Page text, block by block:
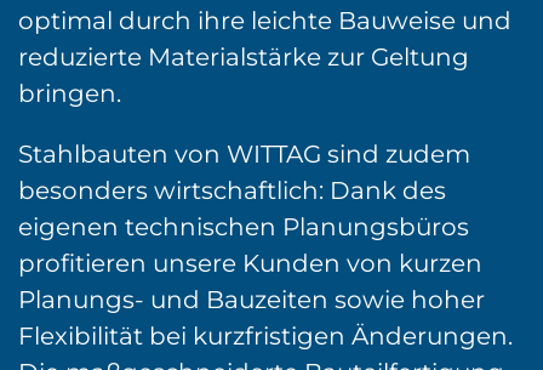
optimal durch ihre leichte Bauweise und
reduzierte Materialstärke zur Geltung
bringen.
Stahlbauten von WITTAG sind zudem
besonders wirtschaftlich: Dank des
eigenen technischen Planungsbüros
profitieren unsere Kunden von kurzen
Planungs- und Bauzeiten sowie hoher
Flexibilität bei kurzfristigen Änderungen.